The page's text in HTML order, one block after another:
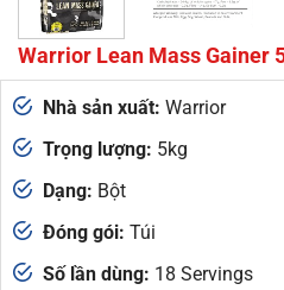
Warrior Lean Mass Gainer
Nhà sản xuất: Warrior
Trọng lượng: 5kg
Dạng: Bột
Đóng gói: Túi
Số lần dùng: 18 Servings